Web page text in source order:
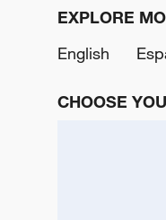
EXPLORE
English
CHOOSE